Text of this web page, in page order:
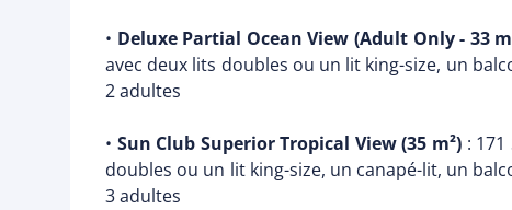
• Deluxe Partial Ocean View (Adult Only - 33
avec deux lits doubles ou un lit king-size, un
2 adultes
• Sun Club Superior Tropical View (35 m²) :
doubles ou un lit king-size, un canapé-lit, un
3 adultes